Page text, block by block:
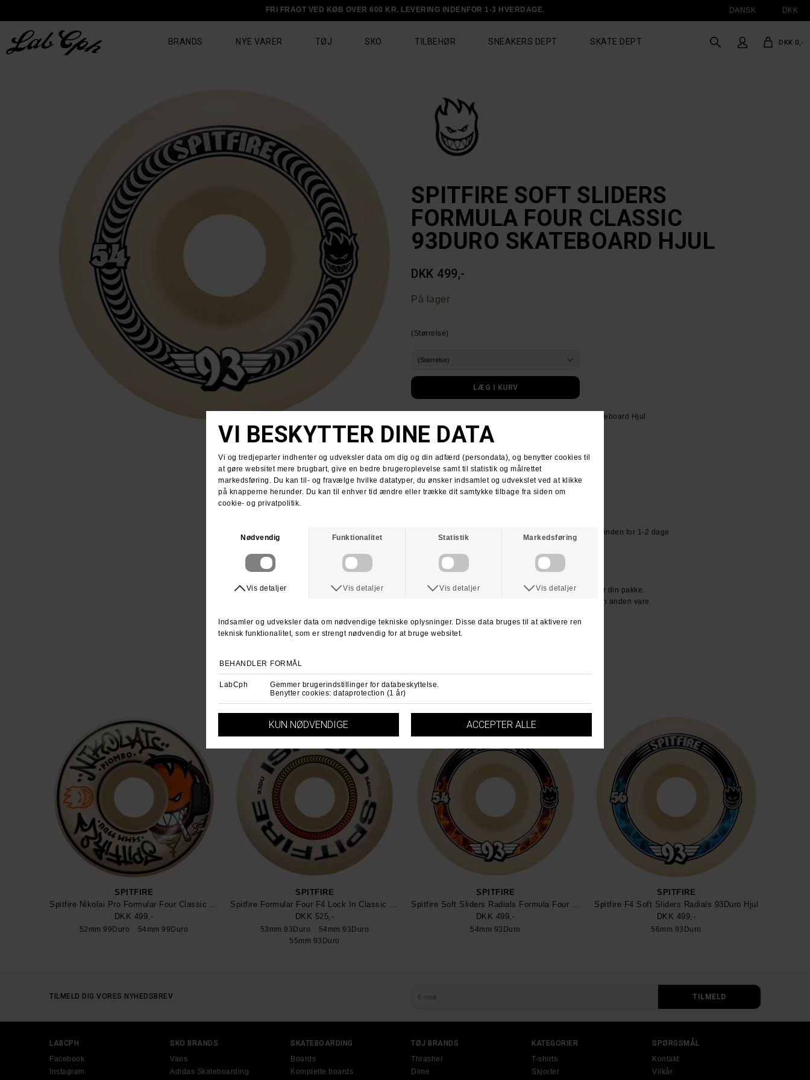
FRI FRAGT VED KØB OVER 600 KR. LEVERING INDENFOR 1-3 HVERDAGE. DANSK DKK
BRANDS NYE VARER TØJ SKO TILBEHØR SNEAKERS DEPT SKATE DEPT DKK 0,-
SPITFIRE SOFT SLIDERS
FORMULA FOUR CLASSIC
93DURO SKATEBOARD HJUL
DKK 499,-
På lager
(Størrelse)
Spitfire Soft Sliders Formula Four Classic 93Duro Skateboard Hjul
The price is for 4 wheel ( 1 set )
Størrelsesguide
Få din pakke leveret med PostNord for kr 39.- Sendes inden for 1-2 dage
HUSK GRATIS FRAGT VED KØB OVER KR. 600.-
RETURNERING:
Du har altid 30 dages returret fra den dag du modtager din pakke.
Du kan vælge at få dine penge retur eller vi bytter til en anden vare.
Spørg om varen
ANDRE KØBTE OGSÅ
SPITFIRE
Spitfire Nikolai Pro Formular Four Classic Hjul
DKK 499,-
52mm 99Duro 54mm 99Duro
SPITFIRE
Spitfire Formular Four F4 Lock In Classic Wheel 93Duro
DKK 525,-
53mm 93Duro
54mm 93Duro
55mm 93Duro
SPITFIRE
Spitfire Soft Sliders Radials Formula Four 93Duro Skateboard Wheel
DKK 499,-
54mm 93Duro
SPITFIRE
Spitfire F4 Soft Sliders Radials 93Duro Hjul
DKK 499,-
56mm 93Duro
TILMELD DIG VORES NYHEDSBREV
LABCPH
Facebook
Instagram
SKO BRANDS
Vans
Adidas Skateboarding
SKATEBOARDING
Boards
Komplette boards
TØJ BRANDS
Thrasher
Dime
KATEGORIER
T-shirts
Skjorter
SPØRGSMÅL
Kontakt
Vilkår